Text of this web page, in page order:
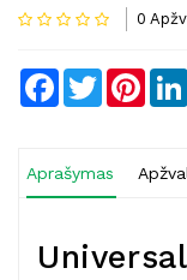
0
Facebook
Twitter
Aprašymas